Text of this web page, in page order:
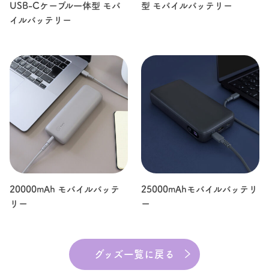
USB-Cケーブル一体型 モバ
イルバッテリー
型 モバイルバッテリー
20000mAh モバイルバッテ
リー
25000mAhモバイルバッテリ
ー
グッズ一覧に戻る